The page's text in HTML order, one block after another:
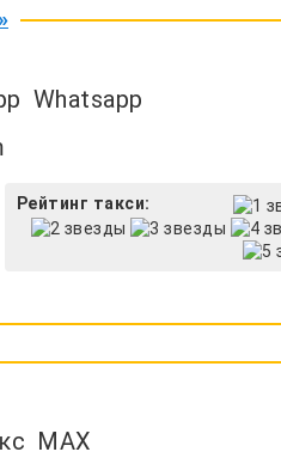
Whatsapp
Рейтинг такси:
MAX